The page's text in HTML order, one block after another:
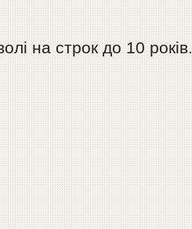
на строк до 10 років.